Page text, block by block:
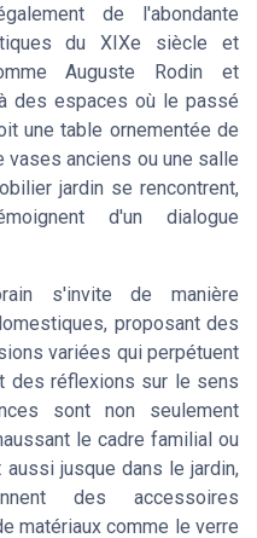
de l'abondante
du XIXe siècle et
Auguste Rodin et
des espaces où le passé
une table ornementée de
anciens ou une salle
jardin se rencontrent,
d'un dialogue
s'invite de manière
proposant des
variées qui perpétuent
des réflexions sur le sens
sont non seulement
le cadre familial ou
jusque dans le jardin,
des accessoires
matériaux comme le verre